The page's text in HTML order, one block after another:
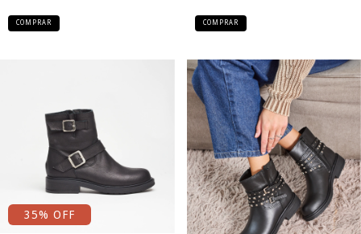
COMPRAR COMPRAR
35% OFF